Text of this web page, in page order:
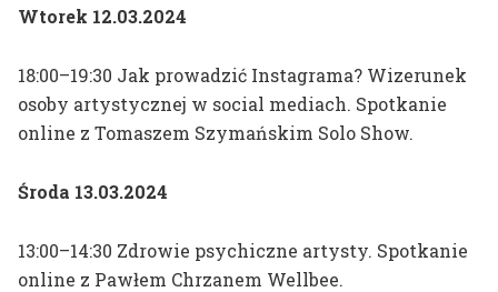
Wtorek 12.03.2024
18:00–19:30 Jak prowadzić Instagrama? Wizerunek
osoby artystycznej w social mediach. Spotkanie
online z Tomaszem Szymańskim Solo Show.
Środa 13.03.2024
13:00–14:30 Zdrowie psychiczne artysty. Spotkanie
online z Pawłem Chrzanem Wellbee.